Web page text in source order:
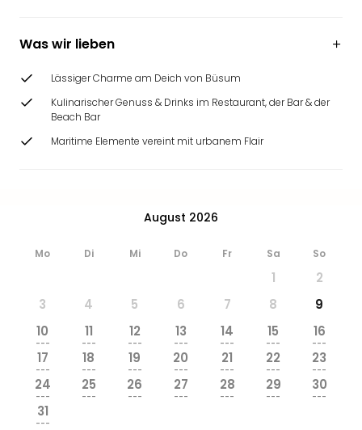
Was wir lieben
Lässiger Charme am Deich von Büsum
Kulinarischer Genuss & Drinks im Restaurant, der Bar & der
Beach Bar
Maritime Elemente vereint mit urbanem Flair
August 2026
Mo Di Mi Do Fr Sa So
1
2
3
4 5 6 7 8
9
10
---
11
---
12
---
13
---
14
---
15
---
16
---
17
---
18
---
19
---
20
---
21
---
22
---
23
---
24
---
25
---
26
---
27
---
28
---
29
---
30
---
31
---